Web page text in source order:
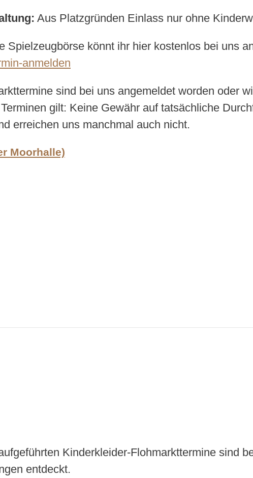
Aus Platzgründen Einlass nur ohne
Spielzeugbörse könnt ihr hier kostenlos bei uns
anmelden
sind bei uns angemeldet worden oder
gilt: Keine Gewähr auf tatsächliche
erreichen uns manchmal auch nicht.
Moorhalle)
Kinderkleider-Flohmarkttermine sind
entdeckt.